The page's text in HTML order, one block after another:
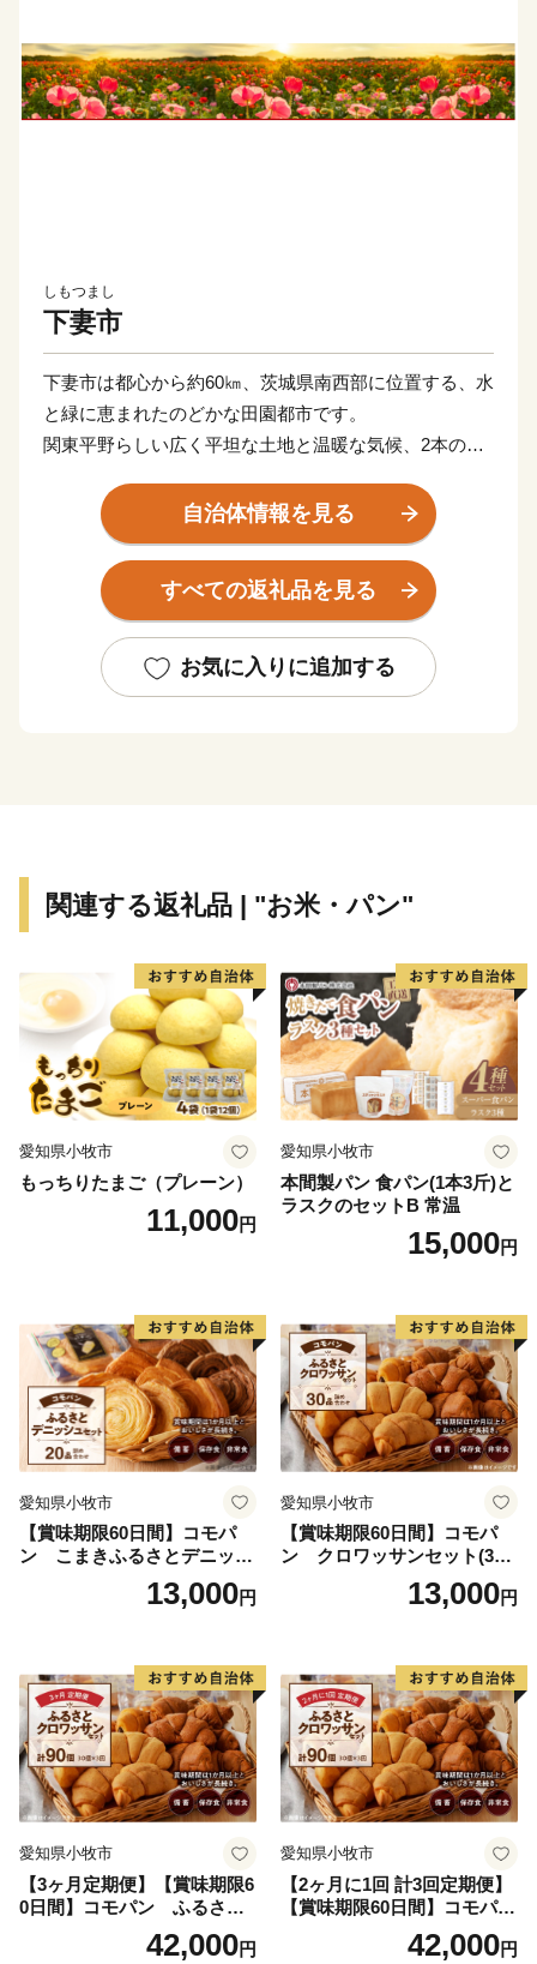
しもつまし
下妻市
下妻市は都心から約60㎞、茨城県南西部に位置する、水
と緑に恵まれたのどかな田園都市です。
関東平野らしい広く平坦な土地と温暖な気候、2本の一
た各種農産物を生産しています。
郊外には大規模商業施設等もあり、シティライフとスロ
ーライフのバランスのとれた過ごしやすい街です。
本サイトの運営は、下妻市ふるさと納税サポートセンタ
ーが行っております。
※土日、祝祭日、年末年始（12/29～1/4）は休業日とな
【ワンストップ特例申請書について】
下妻市役所 経済部 農業政策課 ふるさと振興係
平日8時30分～17時15分
TEL：0296-43-2111
自治体情報を見る
すべての返礼品を見る
お気に入りに追加する
関連する返礼品 | "お米・パン"
愛知県小牧市
もっちりたまご（プレーン）
11,000円
愛知県小牧市
本間製パン 食パン(1本3斤)と
ラスクのセットB 常温
15,000円
愛知県小牧市
【賞味期限60日間】コモパ
ン こまきふるさとデニッシ
ュセット（20個入り）／災害
用備蓄 保存食 非常食 防災グ
13,000円
愛知県小牧市
【賞味期限60日間】コモパ
ン クロワッサンセット(30
個入り)／災害用備蓄 保存食
非常食 防災グッズにも
13,000円
愛知県小牧市
【3ヶ月定期便】【賞味期限6
0日間】コモパン ふるさと
クロワッサンセット（計90
個）／災害用備蓄 保存食 非
42,000円
愛知県小牧市
【2ヶ月に1回 計3回定期便】
【賞味期限60日間】コモパ
ン ふるさとクロワッサンセ
ット（計90個）／災害用備蓄
42,000円